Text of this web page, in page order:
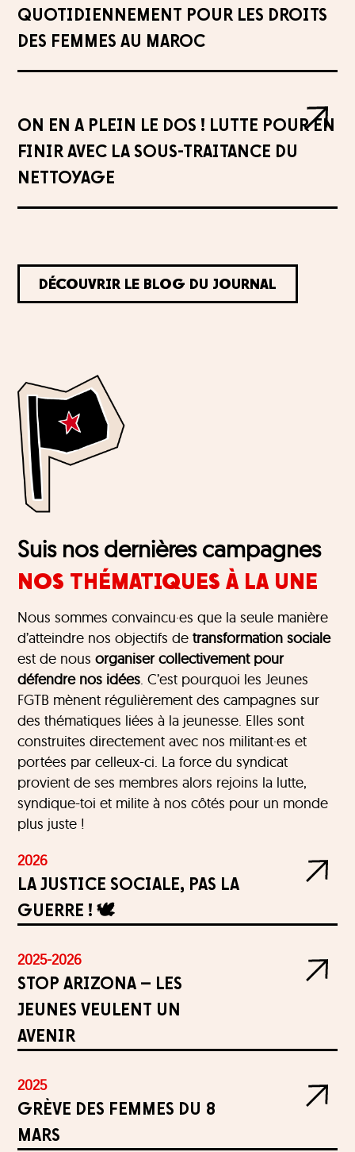
QUOTIDIENNEMENT POUR LES DROITS
DES FEMMES AU MAROC
ON EN A PLEIN LE DOS ! LUTTE POUR EN
FINIR AVEC LA SOUS-TRAITANCE DU
NETTOYAGE
DÉCOUVRIR LE BLOG DU JOURNAL
Suis nos dernières campagnes
NOS THÉMATIQUES À LA UNE
Nous sommes convaincu·es que la seule manière
d’atteindre nos objectifs detransformation sociale
est de nousorganiser collectivement pour
défendre nos idées. C’est pourquoi les Jeunes
FGTB mènent régulièrement des campagnes sur
des thématiques liées à la jeunesse. Elles sont
construites directement avec nos militant·es et
portées par celleux-ci. La force du syndicat
provient de ses membres alors rejoins la lutte,
syndique-toi et milite à nos côtés pour un monde
plus juste !
2026
LA JUSTICE SOCIALE, PAS LA
GUERRE ! 🕊️
2025-2026
STOP ARIZONA – LES
JEUNES VEULENT UN
AVENIR
2025
GRÈVE DES FEMMES DU 8
MARS